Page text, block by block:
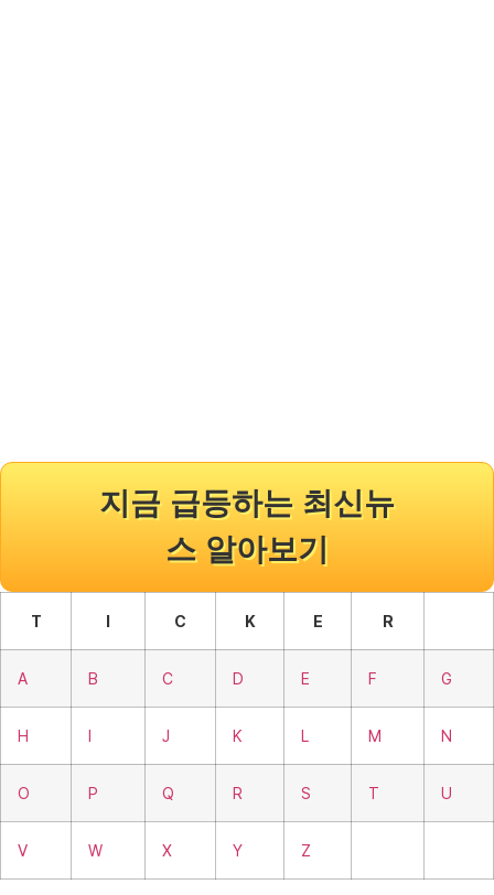
지금 급등하는 최신뉴
스 알아보기
T I C K E R
A B C D E F G
H I J K L M N
O P Q R S T U
V W X Y Z